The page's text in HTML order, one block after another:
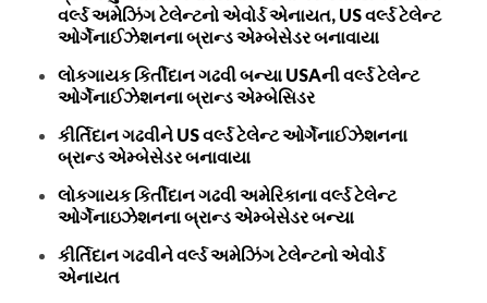
વર્લ્ડ અમેઝિંગ ટેલેન્ટનો એવોર્ડ એનાયત, US વર્લ્ડ ટેલેન્ટ
ઓર્ગેનાઈઝેશનના બ્રાન્ડ એમ્બેસેડર બનાવાયા
લોકગાયક કિર્તીદાન ગઢવી બન્યા USAની વર્લ્ડ ટેલેન્ટ
ઓર્ગેનાઈઝેશનના બ્રાન્ડ એમ્બેસિડર
કીર્તિદાન ગઢવીને US વર્લ્ડ ટેલેન્ટ ઓર્ગેનાઈઝેશનના
બ્રાન્ડ એમ્બેસેડર બનાવાયા
લોકગાયક કિર્તીદાન ગઢવી અમેરિકાના વર્લ્ડ ટેલેન્ટ
ઓર્ગેનાઇઝેશનના બ્રાન્ડ એમ્બેસેડર બન્યા
કીર્તિદાન ગઢવીને વર્લ્ડ અમેઝિંગ ટેલેન્ટનો એવોર્ડ
એનાયત